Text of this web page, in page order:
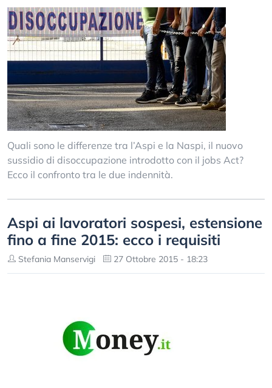
Quali sono le differenze tra l’Aspi e la Naspi, il nuovo
sussidio di disoccupazione introdotto con il jobs Act?
Ecco il confronto tra le due indennità.
Aspi ai lavoratori sospesi, estensione
fino a fine 2015: ecco i requisiti
Stefania Manservigi 27 Ottobre 2015 - 18:23